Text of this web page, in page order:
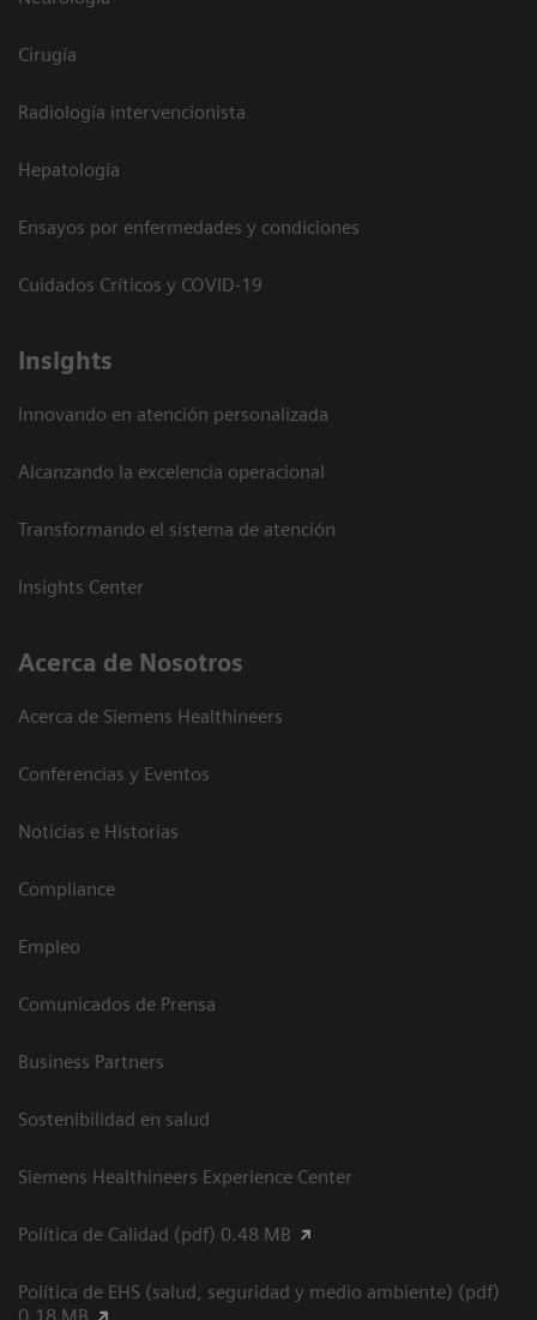
Cirugía
Radiología intervencionista
Hepatología
Ensayos por enfermedades y condiciones
Cuidados Críticos y COVID-19
Insights
Innovando en atención personalizada
Alcanzando la excelencia operacional
Transformando el sistema de atención
Insights Center
Acerca de Nosotros
Acerca de Siemens Healthineers
Conferencias y Eventos
Noticias e Historias
Compliance
Empleo
Comunicados de Prensa
Business Partners
Sostenibilidad en salud
Siemens Healthineers Experience Center
Política de Calidad (pdf) 0.48 MB
Política de EHS (salud, seguridad y medio ambiente) (pdf)